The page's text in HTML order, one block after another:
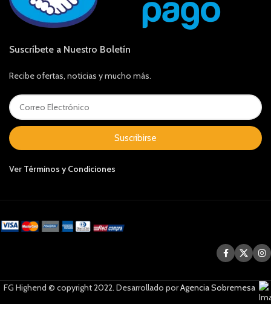
Suscríbete a Nuestro Boletín
Recibe ofertas, noticias y mucho más.
Suscribirse
Ver Términos y Condiciones
FG Highend © copyright 2022. Desarrollado porAgencia Sobremesa